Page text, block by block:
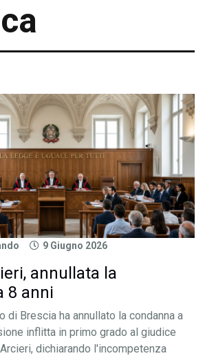
9 Giugno 2026
annullata la
8 anni
di Brescia ha annullato la condanna a
inflitta in primo grado al giudice
dichiarando l'incompetenza